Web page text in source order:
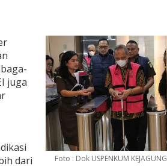
Foto : Dok USPENKUM KEJAGUNG
juga
dari